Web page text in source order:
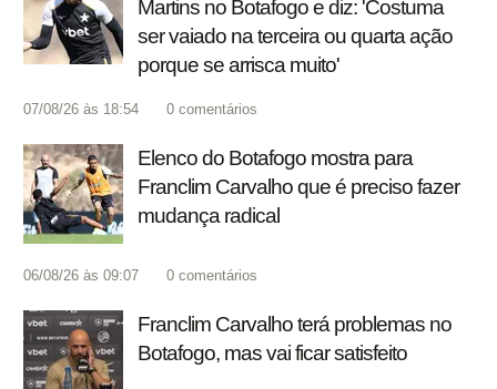
Martins no Botafogo e diz: 'Costuma
ser vaiado na terceira ou quarta ação
porque se arrisca muito'
07/08/26 às 18:54 0 comentários
Elenco do Botafogo mostra para
Franclim Carvalho que é preciso fazer
mudança radical
06/08/26 às 09:07 0 comentários
Franclim Carvalho terá problemas no
Botafogo, mas vai ficar satisfeito